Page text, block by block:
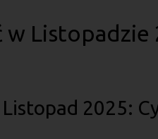
Listopadzie
2025: